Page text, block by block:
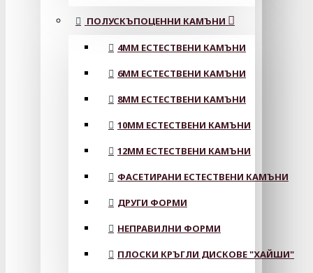
ПОЛУСКЪПОЦЕННИ КАМЪНИ
4MM ЕСТЕСТВЕНИ КАМЪНИ
6MM ЕСТЕСТВЕНИ КАМЪНИ
8MM ЕСТЕСТВЕНИ КАМЪНИ
10MM ЕСТЕСТВЕНИ КАМЪНИ
12MM ЕСТЕСТВЕНИ КАМЪНИ
ФАСЕТИРАНИ ЕСТЕСТВЕНИ КАМЪНИ
ДРУГИ ФОРМИ
НЕПРАВИЛНИ ФОРМИ
ПЛОСКИ КРЪГЛИ ДИСКОВЕ "ХАЙШИ"